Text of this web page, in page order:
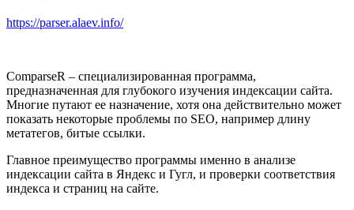
https://parser.alaev.info/
ComparseR – специализированная программа,
предназначенная для глубокого изучения индексации сайта.
Многие путают ее назначение, хотя она действительно может
показать некоторые проблемы по SEO, например длину
метатегов, битые ссылки.
Главное преимущество программы именно в анализе
индексации сайта в Яндекс и Гугл, и проверки соответствия
индекса и страниц на сайте.